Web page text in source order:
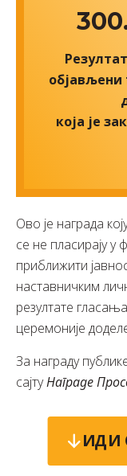
објављени
која је
Ово је награда
се не пласирају
приближити
наставничким
резултате
церемоније
За награду
сајтуНаграде
ИДИ